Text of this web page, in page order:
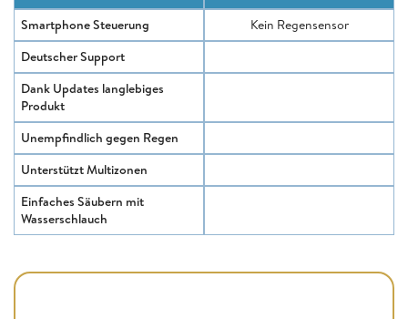
Smartphone Steuerung
Kein Regensensor
Deutscher Support
Dank Updates langlebiges
Produkt
Unempfindlich gegen Regen
Unterstützt Multizonen
Einfaches Säubern mit
Wasserschlauch